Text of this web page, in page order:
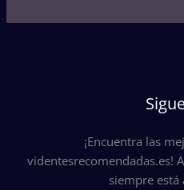
¡Encuentra las
videntesrecomendadas.es!
siempre está